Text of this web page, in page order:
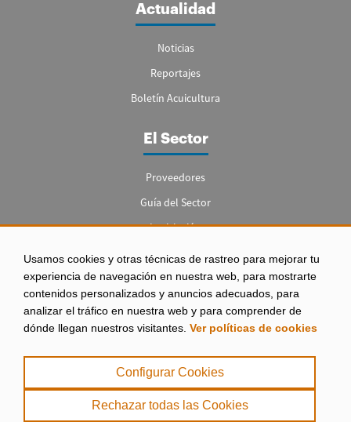
Usamos cookies y otras técnicas de rastreo para mejorar tu
experiencia de navegación en nuestra web, para mostrarte
contenidos personalizados y anuncios adecuados, para
analizar el tráfico en nuestra web y para comprender de
dónde llegan nuestros visitantes. Ver políticas de cookies
Configurar Cookies
Rechazar todas las Cookies
Actualidad
Noticias
Reportajes
Boletín Acuicultura
El Sector
Proveedores
Guía del Sector
Legislación
Empleo
Aviso legal
|
Política de Privacidad
|